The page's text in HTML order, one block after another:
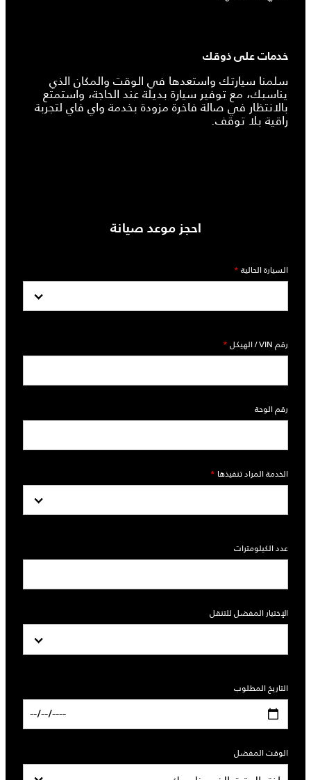
خدمات على ذوقك
سلمنا سيارتك واستعدها في الوقت والمكان الذي
يناسبك، مع توفير سيارة بديلة عند الحاجة، واستمتع
بالانتظار في صالة فاخرة مزودة بخدمة واي فاي لتجربة
راقية بلا توقف.
احجز موعد صيانة‎
السيارة الحالية *
رقم VIN / الهيكل *
رقم الوحة
الخدمة المراد تنفيذها *
عدد الكيلومترات
الإختيار المفضل للتنقل
التاريخ المطلوب
الوقت المفضل